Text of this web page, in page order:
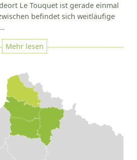
Le Touquet ist gerade einmal
befindet sich weitläufige